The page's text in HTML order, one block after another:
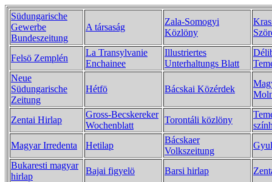
Südungarische
Gewerbe
Bundeszeitung
A társaság
Zala-Somogyi
Közlöny
Felsö Zemplén
La Transylvanie
Enchainee
Illustriertes
Unterhaltungs Blatt
Neue
Südungarische
Zeitung
Hétfö Bácskai Közérdek
Zentai Hirlap
Gross-Becskereker
Wochenblatt
Torontáli közlöny
Magyar Irredenta
Hetilap
Bácskaer
Volkszeitung
Bukaresti magyar
hirlap
Bajai figyelö Barsi hirlap